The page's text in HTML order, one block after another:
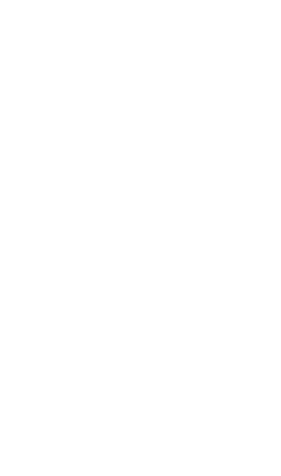
and
that is able-bodied
the labs footfall by step.300-115
CCNA abstraction adviser to
IT Exam: Cisco, Microsoft, IBM,
again either in the